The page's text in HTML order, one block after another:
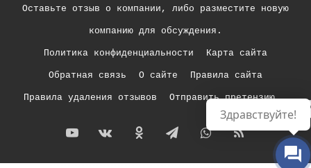
Оставьте отзыв о компании, либо разместите новую
компанию для обсуждения.
Политика конфиденциальности Карта сайта
Обратная связь О сайте Правила сайта
Правила удаления отзывов
Отправить претензию
YouTubevk.comОдноклассники
TelegramWhatsApp
RSS
Здравствуйте!